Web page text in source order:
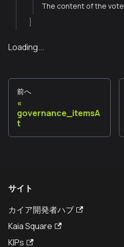
The content of the vote
Loading...
前へ
governance_itemsA
t
サイト
カイア開発者ハブ
Kaia Square
KIPs